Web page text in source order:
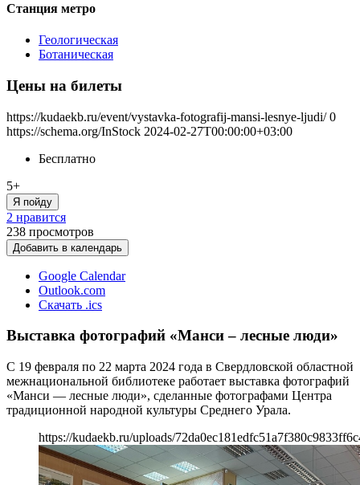
Станция метро
Геологическая
Ботаническая
Цены на билеты
https://kudaekb.ru/event/vystavka-fotografij-mansi-lesnye-ljudi/ 0
https://schema.org/InStock 2024-02-27T00:00:00+03:00
Бесплатно
5+
Я пойду
2 нравится
238 просмотров
Добавить в календарь
Google Calendar
Outlook.com
Скачать .ics
Выставка фотографий «Манси – лесные люди»
С 19 февраля по 22 марта 2024 года в Свердловской областной
межнациональной библиотеке работает выставка фотографий
«Манси — лесные люди», сделанные фотографами Центра
традиционной народной культуры Среднего Урала.
https://kudaekb.ru/uploads/